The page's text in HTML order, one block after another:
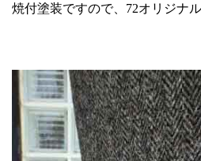
焼付塗装ですので、72オリジナ